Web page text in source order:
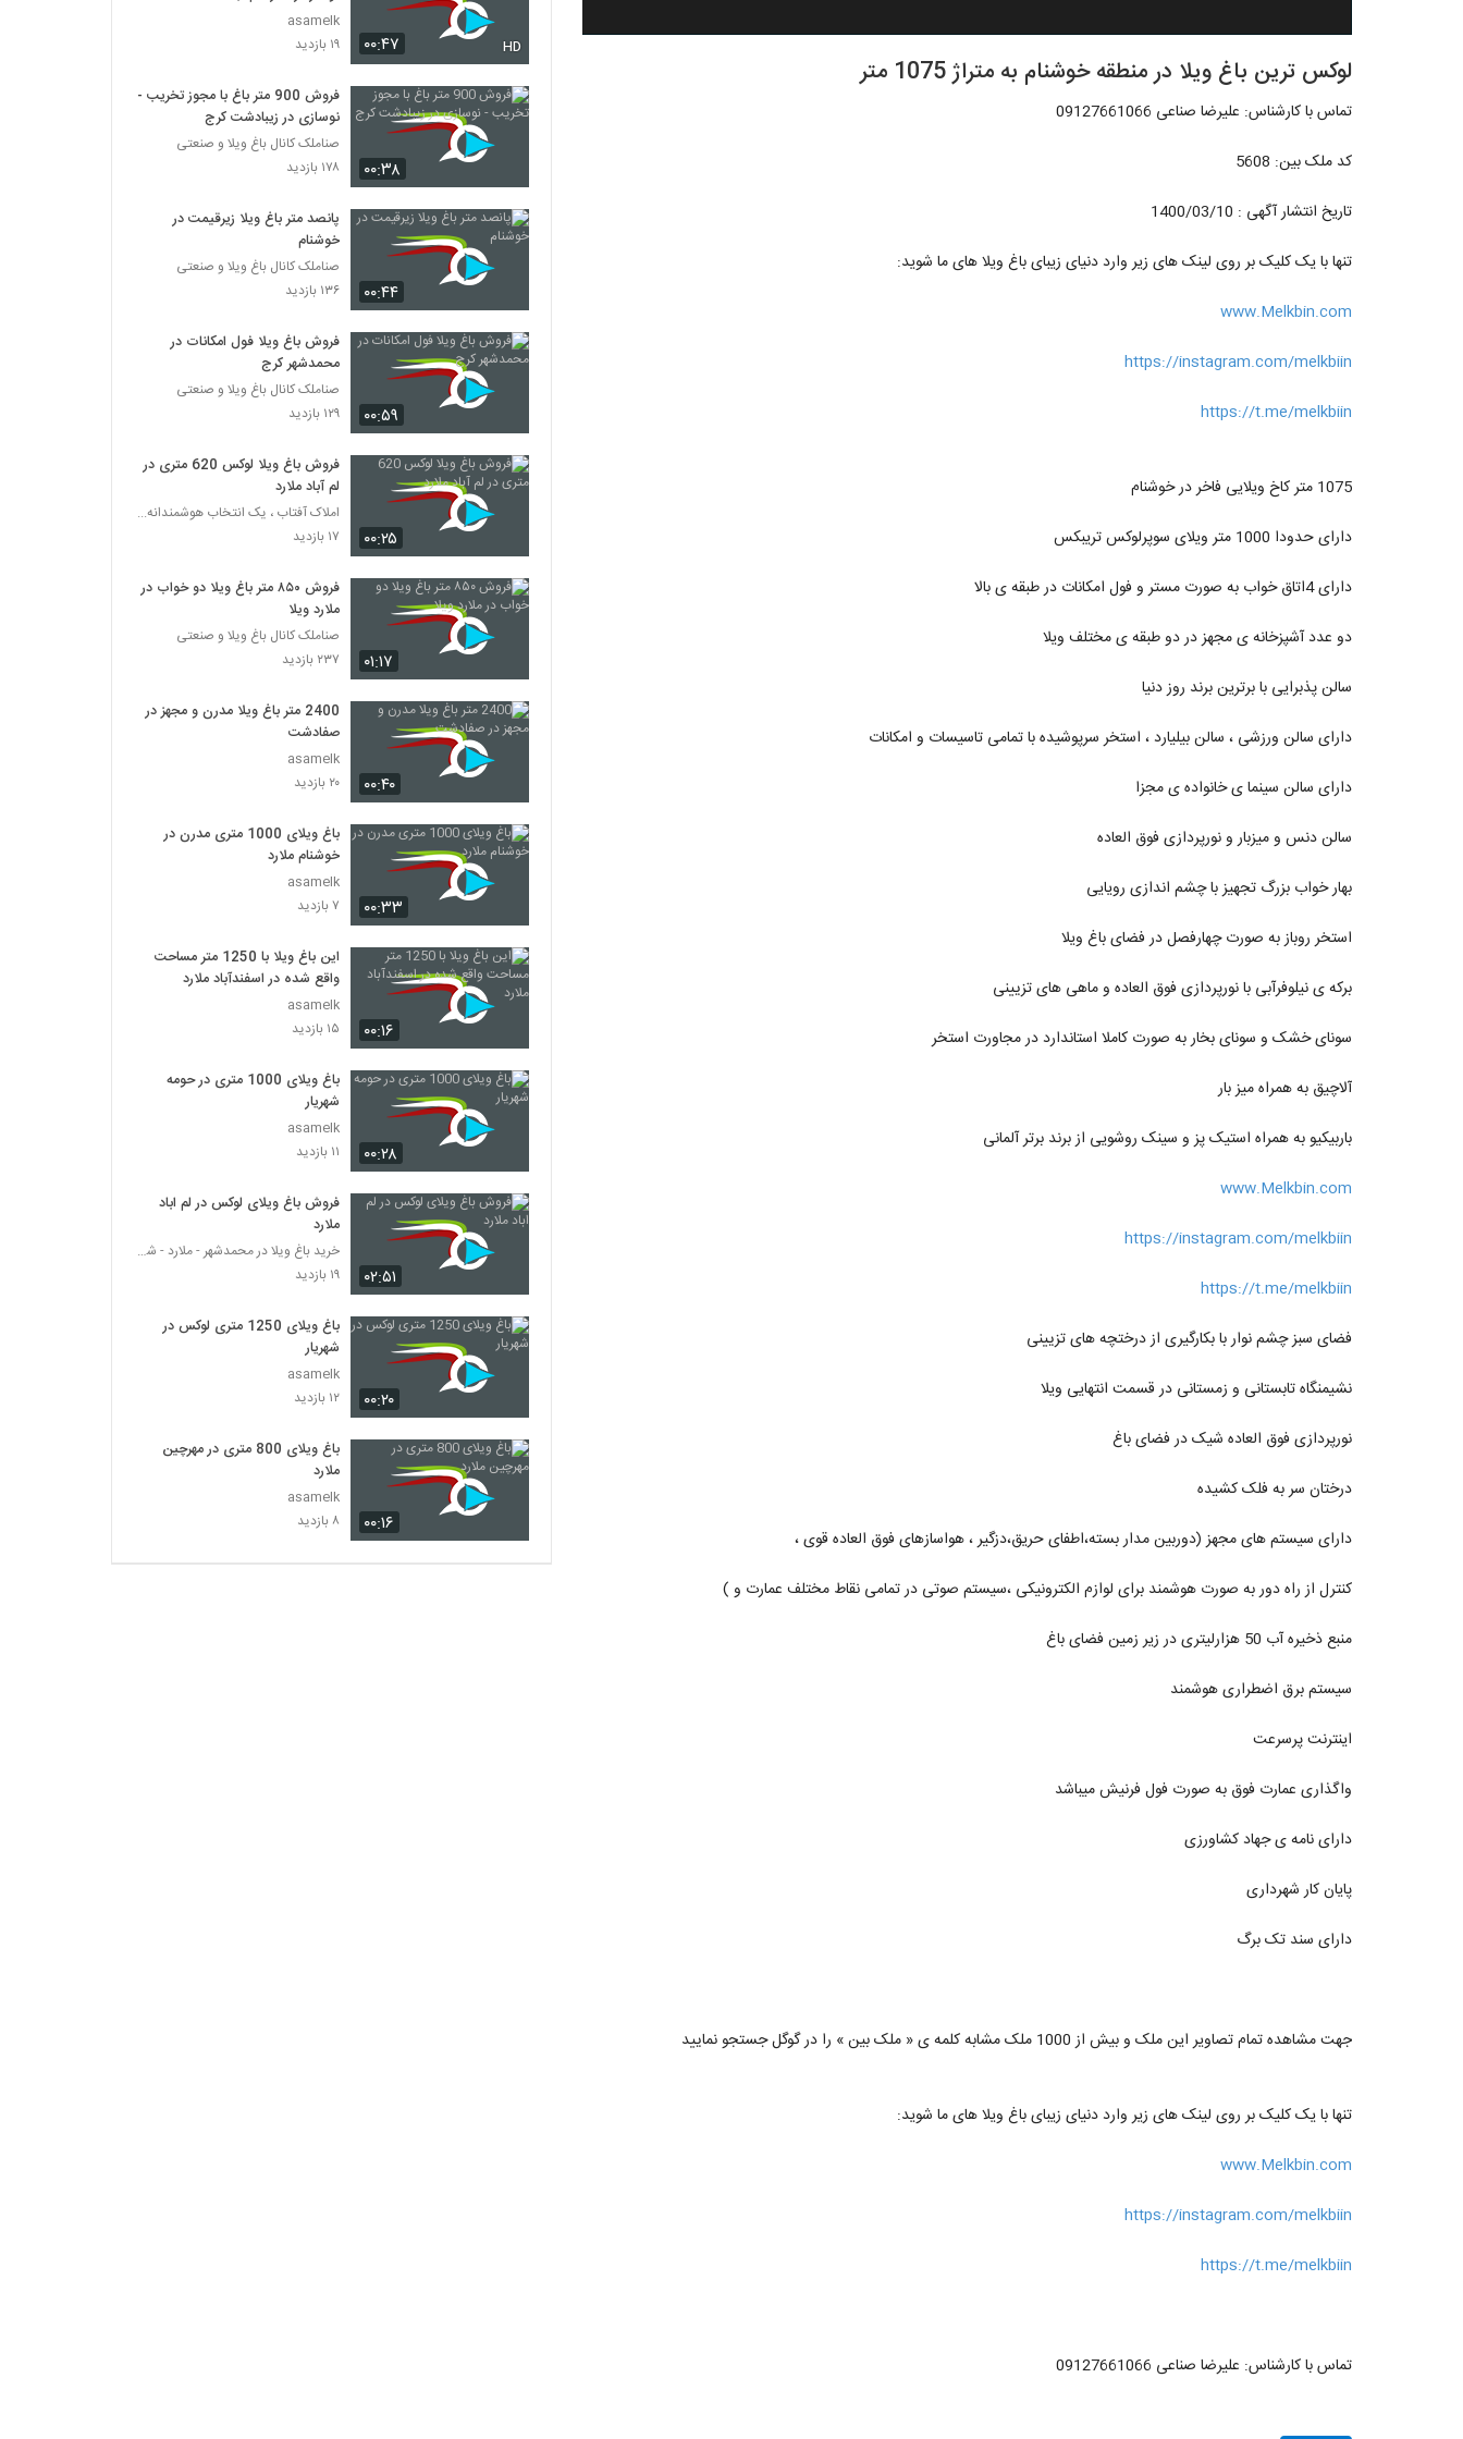
لوکس ترین باغ ویلا در منطقه خوشنام به متراژ 1075 متر
تماس با کارشناس: علیرضا صناعی 09127661066
کد ملک بین: 5608
تاریخ انتشار آگهی : 1400/03/10
تنها با یک کلیک بر روی لینک های زیر وارد دنیای زیبای باغ ویلا های ما شوید:
www.Melkbin.com
https://instagram.com/melkbiin
https://t.me/melkbiin
1075 متر کاخ ویلایی فاخر در خوشنام
دارای حدودا 1000 متر ویلای سوپرلوکس تریبکس
دارای 4اتاق خواب به صورت مستر و فول امکانات در طبقه ی بالا
دو عدد آشپزخانه ی مجهز در دو طبقه ی مختلف ویلا
سالن پذبرایی با برترین برند روز دنیا
دارای سالن ورزشی ، سالن بیلیارد ، استخر سرپوشیده با تمامی تاسیسات و امکانات
دارای سالن سینما ی خانواده ی مجزا
سالن دنس و میزبار و نورپردازی فوق العاده
بهار خواب بزرگ تجهیز با چشم اندازی رویایی
استخر روباز به صورت چهارفصل در فضای باغ ویلا
برکه ی نیلوفرآبی با نورپردازی فوق العاده و ماهی های تزیینی
سونای خشک و سونای بخار به صورت کاملا استاندارد در مجاورت استخر
آلاچیق به همراه میز بار
باربیکیو به همراه استیک پز و سینک روشویی از برند برتر آلمانی
www.Melkbin.com
https://instagram.com/melkbiin
https://t.me/melkbiin
فضای سبز چشم نوار با بکارگیری از درختچه های تزیینی
نشیمنگاه تابستانی و زمستانی در قسمت انتهایی ویلا
نورپردازی فوق العاده شیک در فضای باغ
درختان سر به فلک کشیده
دارای سیستم های مجهز (دوربین مدار بسته،اطفای حریق،دزگیر ، هواسازهای فوق العاده قوی ،
کنترل از راه دور به صورت هوشمند برای لوازم الکترونیکی ،سیستم صوتی در تمامی نقاط مختلف عمارت و )
منبع ذخیره آب 50 هزارلیتری در زیر زمین فضای باغ
سیستم برق اضطراری هوشمند
اینترنت پرسرعت
واگذاری عمارت فوق به صورت فول فرنیش میباشد
دارای نامه ی جهاد کشاورزی
پایان کار شهرداری
دارای سند تک برگ
جهت مشاهده تمام تصاویر این ملک و بیش از 1000 ملک مشابه کلمه ی « ملک بین » را در گوگل جستجو نمایید
تنها با یک کلیک بر روی لینک های زیر وارد دنیای زیبای باغ ویلا های ما شوید:
www.Melkbin.com
https://instagram.com/melkbiin
https://t.me/melkbiin
تماس با کارشناس: علیرضا صناعی 09127661066
۰۰:۴۷ HD
asamelk
۱۹ بازدید
۰۰:۳۸
فروش 900 متر باغ با مجوز تخریب -
نوسازی در زیبادشت کرج
صناملک کانال باغ ویلا و صنعتی
۱۷۸ بازدید
۰۰:۴۴
پانصد متر باغ ویلا زیرقیمت در
خوشنام
صناملک کانال باغ ویلا و صنعتی
۱۳۶ بازدید
۰۰:۵۹
فروش باغ ویلا فول امکانات در
محمدشهر کرج
صناملک کانال باغ ویلا و صنعتی
۱۲۹ بازدید
۰۰:۲۵
فروش باغ ویلا لوکس 620 متری در
لم آباد ملارد
املاک آفتاب ، یک انتخاب هوشمندانه...
۱۷ بازدید
۰۱:۱۷
فروش ۸۵۰ متر باغ ویلا دو خواب در
ملارد ویلا
صناملک کانال باغ ویلا و صنعتی
۲۳۷ بازدید
۰۰:۴۰
2400 متر باغ ویلا مدرن و مجهز در
صفادشت
asamelk
۲۰ بازدید
۰۰:۳۳
باغ ویلای 1000 متری مدرن در
خوشنام ملارد
asamelk
۷ بازدید
۰۰:۱۶
این باغ ویلا با 1250 متر مساحت
واقع شده در اسفندآباد ملارد
asamelk
۱۵ بازدید
۰۰:۲۸
باغ ویلای 1000 متری در حومه
شهریار
asamelk
۱۱ بازدید
۰۲:۵۱
فروش باغ ویلای لوکس در لم اباد
ملارد
خرید باغ ویلا در محمدشهر - ملارد - شهریار
۱۹ بازدید
۰۰:۲۰
باغ ویلای 1250 متری لوکس در
شهریار
asamelk
۱۲ بازدید
۰۰:۱۶
باغ ویلای 800 متری در مهرچین
ملارد
asamelk
۸ بازدید